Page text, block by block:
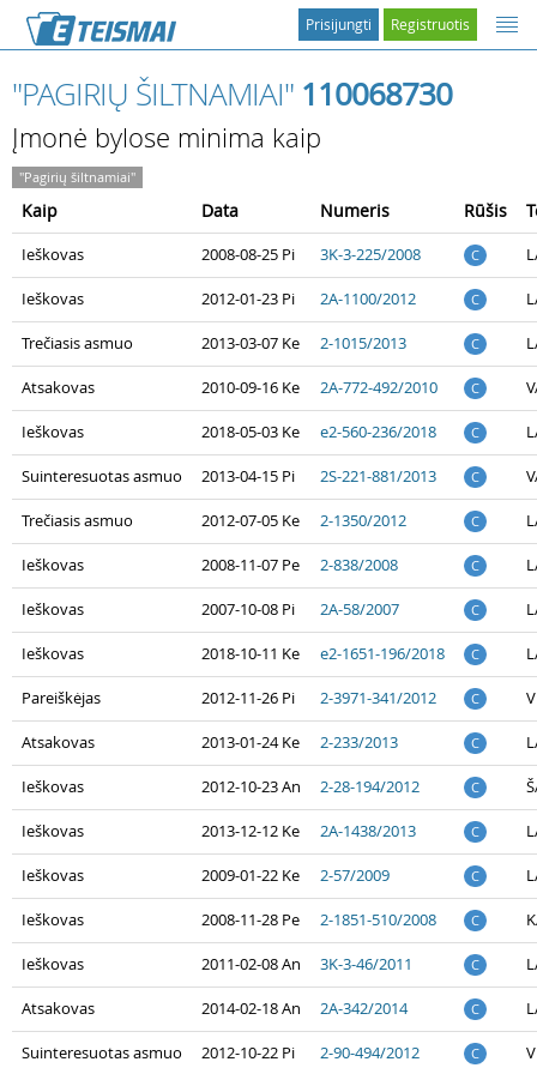
Registruotis
Prisijungti
"PAGIRIŲ ŠILTNAMIAI" 110068730
Įmonė bylose minima kaip
"Pagirių šiltnamiai"
Kaip Data Numeris Rūšis
Ieškovas 2008-08-25 Pi 3K-3-225/2008 C
Ieškovas 2012-01-23 Pi 2A-1100/2012 C
Trečiasis asmuo 2013-03-07 Ke 2-1015/2013 C
Atsakovas 2010-09-16 Ke 2A-772-492/2010 C
Ieškovas 2018-05-03 Ke e2-560-236/2018 C
Suinteresuotas asmuo 2013-04-15 Pi 2S-221-881/2013 C
Trečiasis asmuo 2012-07-05 Ke 2-1350/2012 C
Ieškovas 2008-11-07 Pe 2-838/2008 C
Ieškovas 2007-10-08 Pi 2A-58/2007 C
Ieškovas 2018-10-11 Ke e2-1651-196/2018 C
Pareiškėjas 2012-11-26 Pi 2-3971-341/2012 C
Atsakovas 2013-01-24 Ke 2-233/2013 C
Ieškovas 2012-10-23 An 2-28-194/2012 C
Ieškovas 2013-12-12 Ke 2A-1438/2013 C
Ieškovas 2009-01-22 Ke 2-57/2009 C
Ieškovas 2008-11-28 Pe 2-1851-510/2008 C
Ieškovas 2011-02-08 An 3K-3-46/2011 C
Atsakovas 2014-02-18 An 2A-342/2014 C
Suinteresuotas asmuo 2012-10-22 Pi 2-90-494/2012 C